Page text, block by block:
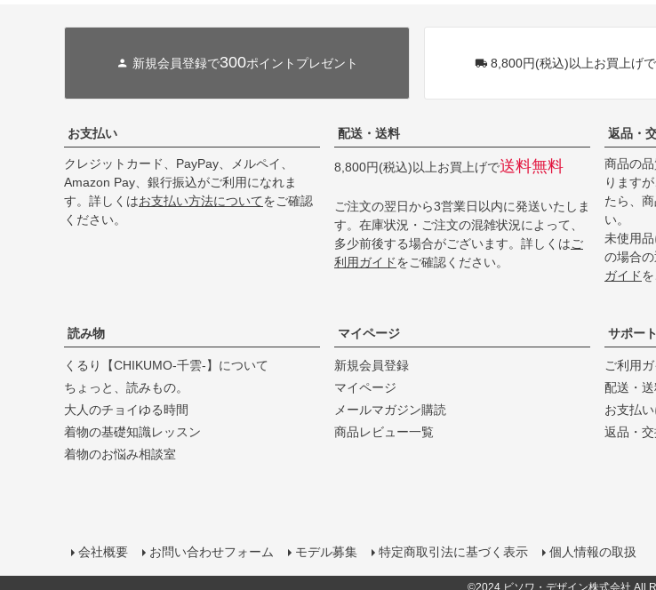
新規会員登録で300ポイントプレゼント 8,800円(税込)以上お買上げで
お支払い
クレジットカード、PayPay、メルペイ、
Amazon Pay、銀行振込がご利用になれま
す。詳しくはお支払い方法についてをご確認
ください。
配送・送料
8,800円(税込)以上お買上げで送料無料
ご注文の翌日から3営業日以内に発送いたしま
す。在庫状況・ご注文の混雑状況によって、
多少前後する場合がございます。詳しくはご
利用ガイドをご確認ください。
返品・
商品の
ります
たら、
い。
未使用
の場合
ガイド
読み物
くるり【CHIKUMO-千雲-】について
ちょっと、読みもの。
大人のチョイゆる時間
着物の基礎知識レッスン
着物のお悩み相談室
マイページ
新規会員登録
マイページ
メールマガジン購読
商品レビュー一覧
サポート
ご利用
配送・
お支払
返品・
会社概要 お問い合わせフォーム モデル募集 特定商取引法に基づく表示 個人情報の取扱
©2024 ビソワ・デザイン株式会社 All